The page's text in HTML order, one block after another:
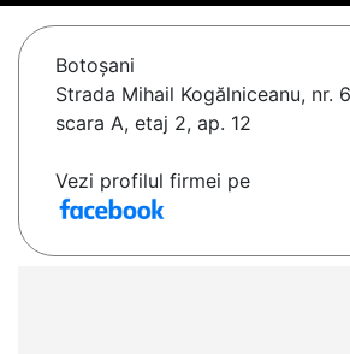
Botoşani
Strada Mihail Kogălniceanu, nr.
scara A, etaj 2, ap. 12
Vezi profilul firmei pe